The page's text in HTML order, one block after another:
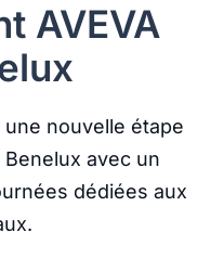
AVEVA
une nouvelle étape
Benelux avec un
dédiées aux